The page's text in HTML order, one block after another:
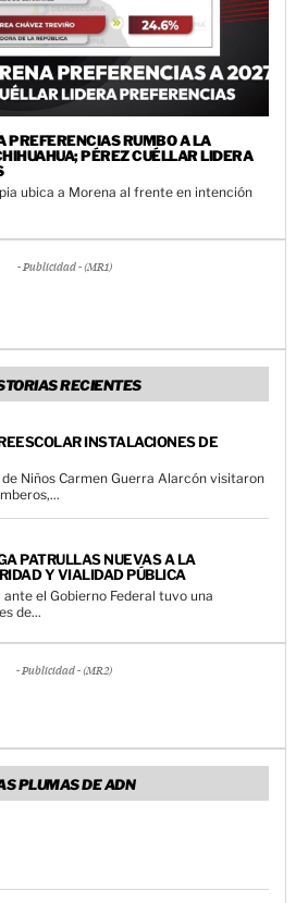
PREFERENCIAS RUMBO A LA
PÉREZ CUÉLLAR LIDERA
ubica a Morena al frente en intención
- Publicidad - (MR1)
RECIENTES
INSTALACIONES DE
Niños Carmen Guerra Alarcón visitaron
PATRULLAS NUEVAS A LA
Y VIALIDAD PÚBLICA
el Gobierno Federal tuvo una
de...
- Publicidad - (MR2)
PLUMAS DE ADN